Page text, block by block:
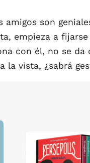
son
empieza a
con él, no se
la vista, ¿sabrá